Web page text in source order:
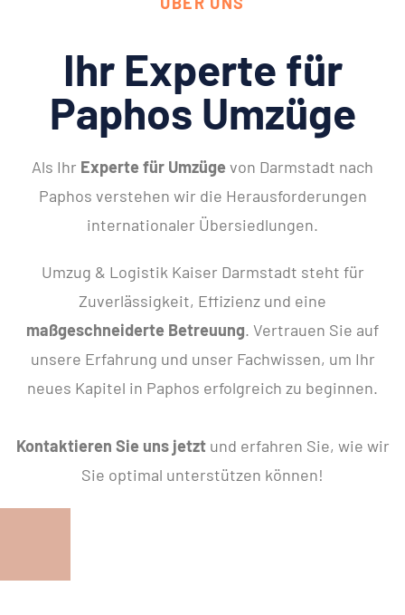
Ihr Experte für
Paphos Umzüge
Als Ihr Experte für Umzüge von Darmstadt nach
Paphos verstehen wir die Herausforderungen
internationaler Übersiedlungen.
Umzug & Logistik Kaiser Darmstadt steht für
Zuverlässigkeit, Effizienz und eine
maßgeschneiderte Betreuung. Vertrauen Sie auf
unsere Erfahrung und unser Fachwissen, um Ihr
neues Kapitel in Paphos erfolgreich zu beginnen.
Kontaktieren Sie uns jetztund erfahren Sie, wie wir
Sie optimal unterstützen können!